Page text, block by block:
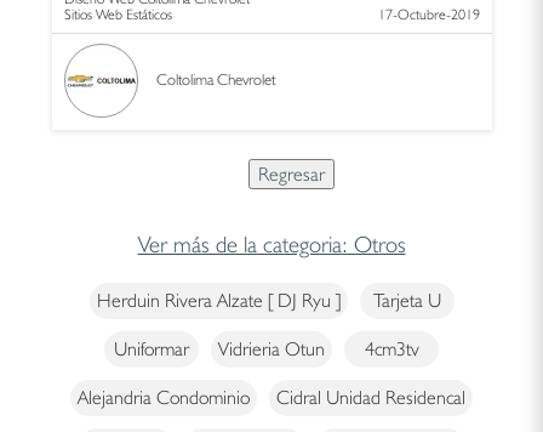
Sitios Web Estáticos
17-Octubre-2019
Coltolima Chevrolet
Ver más de la categoria: Otros
Herduin Rivera Alzate [ DJ Ryu ] Tarjeta U
Uniformar Vidrieria Otun 4cm3tv
Alejandria Condominio Cidral Unidad Residencal